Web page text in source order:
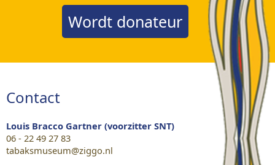
Wordt donateur
Contact
Louis Bracco Gartner (voorzitter SNT)
06 - 22 49 27 83
tabaksmuseum@ziggo.nl